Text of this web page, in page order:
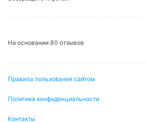
На основании 80 отзывов
Правила пользования сайтом
Политика конфиденциальности
Контакты